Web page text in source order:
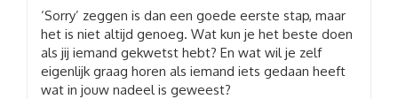
‘Sorry’ zeggen is dan een goede eerste stap, maar
het is niet altijd genoeg. Wat kun je het beste doen
als jij iemand gekwetst hebt? En wat wil je zelf
eigenlijk graag horen als iemand iets gedaan heeft
wat in jouw nadeel is geweest?